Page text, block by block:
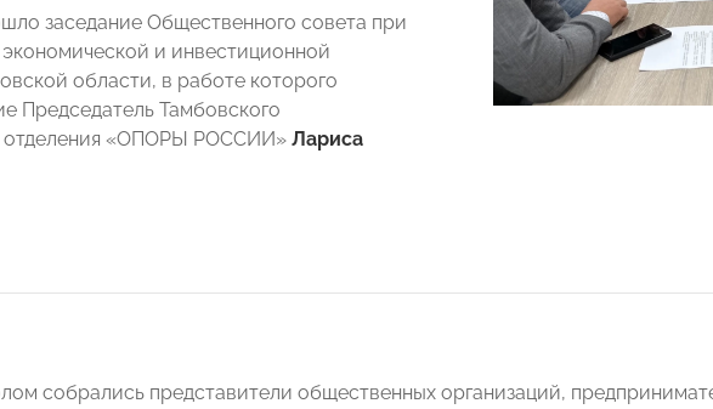
заседание Общественного совета при
и инвестиционной
области, в работе которого
Председатель Тамбовского
отделения «ОПОРЫ РОССИИ» Лариса
собрались представители общественных организаций,